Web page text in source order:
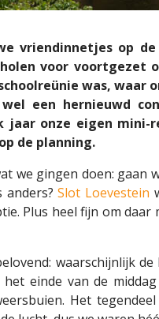
vriendinnetjes op de
voor voortgezet
was,
een hernieuwd
jaar onze eigen
op de planning.
we gingen doen: gaan
anders?Slot Loevestein
Plus heel fijn om daar
waarschijnlijk
einde van de
Het